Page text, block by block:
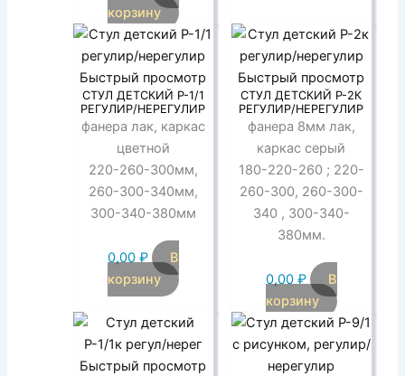
корзину
Быстрый просмотр
СТУЛ ДЕТСКИЙ Р-1/1
РЕГУЛИР/НЕРЕГУЛИР
фанера лак, каркас
цветной
220-260-300мм,
260-300-340мм,
300-340-380мм
0,00 ₽
В
корзину
Быстрый просмотр
СТУЛ ДЕТСКИЙ Р-2К
РЕГУЛИР/НЕРЕГУЛИР
фанера 8мм лак,
каркас серый
180-220-260 ; 220-
260-300, 260-300-
340 , 300-340-
380мм.
0,00 ₽
В
корзину
Быстрый просмотр